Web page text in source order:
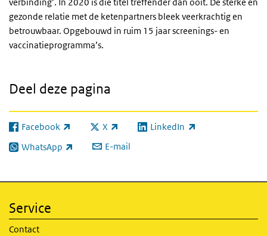
gezonde relatie met de ketenpartners bleek veerkrachtig en
betrouwbaar. Opgebouwd in ruim 15 jaar screenings- en
vaccinatieprogramma’s.
Deel deze pagina
Facebook
(externe link) X
(externe link) LinkedIn
(externe link)
WhatsApp
(externe link) E-mail
Service
Contact